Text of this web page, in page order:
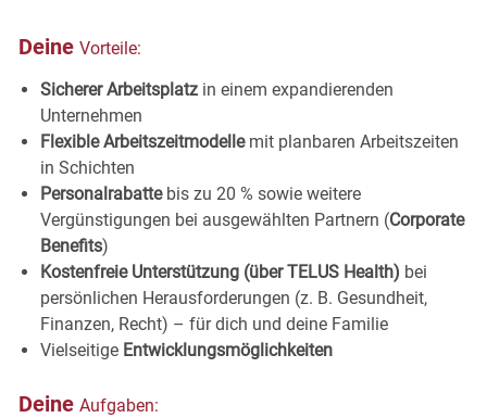
Deine Vorteile:
Sicherer Arbeitsplatz in einem expandierenden
Unternehmen
Flexible Arbeitszeitmodelle mit planbaren Arbeitszeiten
in Schichten
Personalrabatte bis zu 20 % sowie weitere
Vergünstigungen bei ausgewählten Partnern (Corporate
Benefits)
Kostenfreie Unterstützung (über TELUS Health) bei
persönlichen Herausforderungen (z. B. Gesundheit,
Finanzen, Recht) – für dich und deine Familie
Vielseitige Entwicklungsmöglichkeiten
Deine Aufgaben: